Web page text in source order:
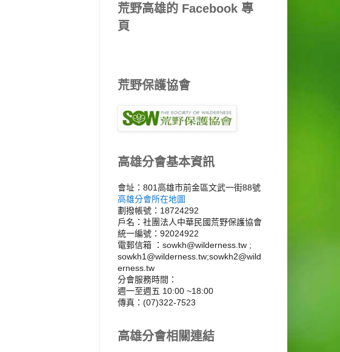
荒野高雄的 Facebook 專
頁
荒野保護協會
高雄分會基本資訊
會址：801高雄市前金區文武一街88號
高雄分會所在地圖
劃撥帳號：18724292
戶名：社團法人中華民國荒野保護協會
統一編號：92024922
電郵信箱 ：sowkh@wilderness.tw ;
sowkh1@wilderness.tw;sowkh2@wild
erness.tw
分會服務時間：
週一至週五 10:00 ~18:00
傳真：(07)322-7523
高雄分會相關連結